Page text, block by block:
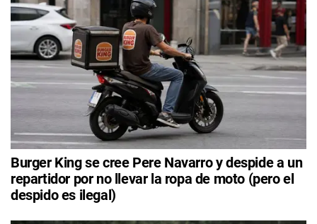
Burger King se cree Pere Navarro y despide a un
repartidor por no llevar la ropa de moto (pero el
despido es ilegal)